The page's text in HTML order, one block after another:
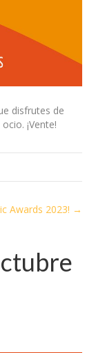
disfrutes de
¡Vente!
Awards 2023! →